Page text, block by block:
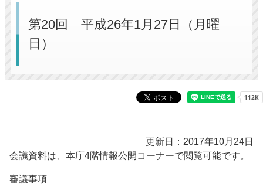
第20回 平成26年1月27日（月曜
日）
更新日：2017年10月24日
会議資料は、本庁4階情報公開コーナーで閲覧可能です。
審議事項